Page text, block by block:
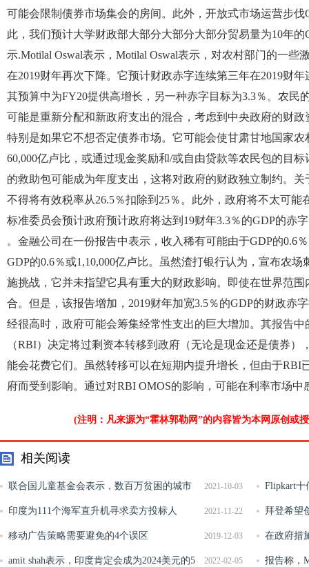
可能会限制债券市场集会的房间。此外，开放式市场运营步伐
此，我们预计大学财政部大部分大部分大部分贸易量为10年的
示.Motilal Oswal表示，Motilal Oswal表示，对农村部门的一些
在2019财年再次下降。它预计财政赤字连续第三年在2019财
其预算中为FY20提供高增长，另一种赤字目标为3.3％。农民
可能是重新分配和新政府支出的混合，考虑到中央政府的财
特别是如果它不想否定债券市场。它可能会使甘肃甘地国家农
60,000亿卢比，或通过现金奖励和/或自由贷款等农民包的目
的救助包可能成为年度支出，这将对政府的财政独立制约。
不得将有效税率从26.5％扣除到25％。此外，政府将不太可
标准委员会预计政府预计政府将达到19财年3.3％的GDP的赤
。金融公司在一份报告中表示，收入稀有可能由于GDP的0.6
GDP的0.6％或1,10,000亿卢比。虽然渣打银行认为，宣布农
施挑战，它并未指望它具有重大的财政影响。即使在世界范
合。但是，该报告增加，2019财年加宽3.5％的GDP的财政赤
经很高时，政府可能会筹集经常性支出的巨大增加。其报告
（RBI）决定将过剩资本转移到政府（无论是现金还是债券
能会花费它们。虽然转移可以在短期内提升增长，但由于RBI
府而受到影响。通过对RBI OMOS的影响，可能在利率市场中
(注明：凡来源为“霍林郭勒网”的内容皆为本网原创或
相关阅读
2021-10-03
联合国儿童基金会表示，数百万贫困的城市
儿童比农村同龄人更糟糕
Flipkart十
日开始
2021-11-22
印度为111个海军直升机寻求卖方投标人 拜登希望
2019-12-03
移动广告策略需要避免的4个误区 在政府措
2022-02-05
amit shah表示，印度肯定会成为2024美元的5 报告称，